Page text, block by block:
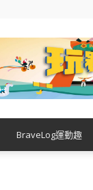
BraveLog運動趣